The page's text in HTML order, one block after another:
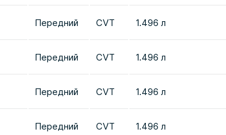
Передний CVT 1.496 л
Передний CVT 1.496 л
Передний CVT 1.496 л
Передний CVT 1.496 л